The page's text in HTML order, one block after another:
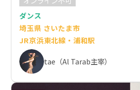
ダンス
埼玉県 さいたま市
JR京浜東北線・浦和駅
tae（Al Tarab主宰）